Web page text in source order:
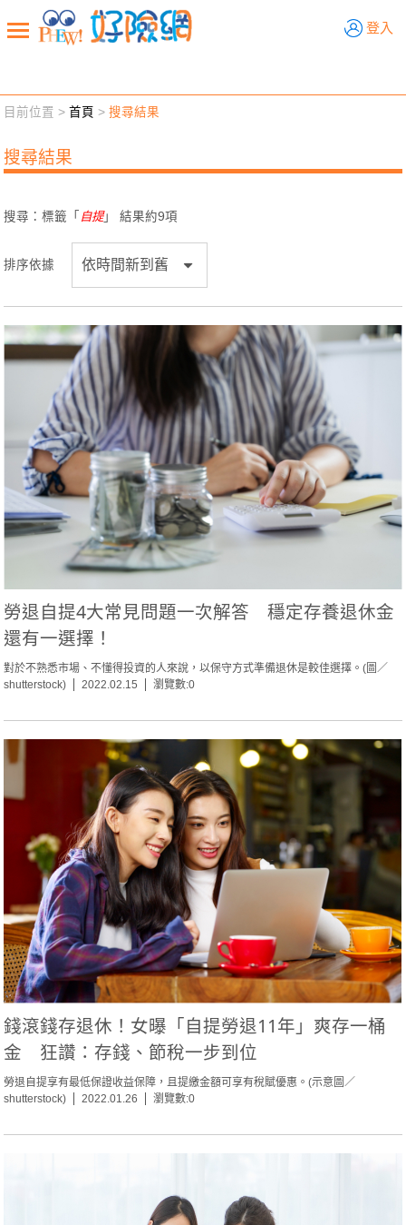
登入
新聞觀點 業務交流
退休先準備 好險學堂 輔銷工具 活動專區
目前位置 >首頁 >搜尋結果
搜尋結果
搜尋：標籤「 自提」 結果約9項
排序依據
勞退自提4大常見問題一次解答 穩定存養退休金
還有一選擇！
對於不熟悉市場、不懂得投資的人來說，以保守方式準備退休是較佳選擇。(圖／
shutterstock)
2022.02.15 瀏覽數:0
錢滾錢存退休！女曝「自提勞退11年」爽存一桶
金 狂讚：存錢、節稅一步到位
勞退自提享有最低保證收益保障，且提繳金額可享有稅賦優惠。(示意圖／
shutterstock)
2022.01.26 瀏覽數:0